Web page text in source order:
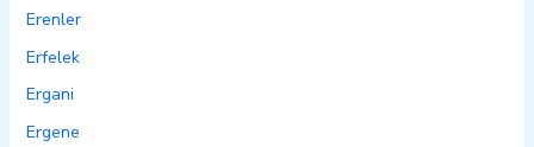
Erenler
Erfelek
Ergani
Ergene